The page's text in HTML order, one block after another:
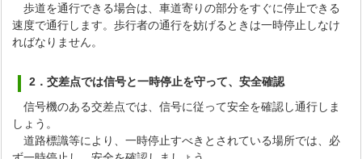
歩道を通行できる場合は、車道寄りの部分をすぐに停止できる
速度で通行します。歩行者の通行を妨げるときは一時停止しなけ
ればなりません。
2．交差点では信号と一時停止を守って、安全確認
信号機のある交差点では、信号に従って安全を確認し通行しま
しょう。
道路標識等により、一時停止すべきとされている場所では、必